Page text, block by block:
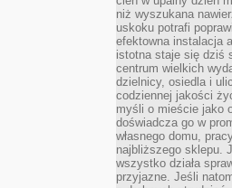
niż wyszukana
uskoku potrafi
efektowna instalacja
istotna staje się dziś
centrum wielkich
dzielnicy, osiedla i
codziennej jakości
myśli o mieście jako
doświadcza go w
własnego domu,
najbliższego sklepu.
wszystko działa
przyjazne. Jeśli